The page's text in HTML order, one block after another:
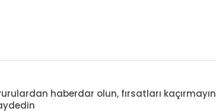
haberdar olun, fırsatları kaçırmayın